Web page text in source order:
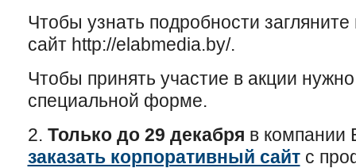
Чтобы узнать подробности загляните
сайт http://elabmedia.by/.
Чтобы принять участие в акции
специальной форме.
2. Только до 29 декабря в компании
заказать корпоративный сайтс